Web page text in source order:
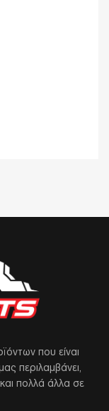
που είναι
περιλαμβάνει,
πολλά άλλα σε